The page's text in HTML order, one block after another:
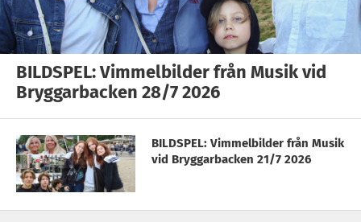
BILDSPEL: Vimmelbilder från Musik vid
Bryggarbacken 28/7 2026
BILDSPEL: Vimmelbilder från Musik
vid Bryggarbacken 21/7 2026